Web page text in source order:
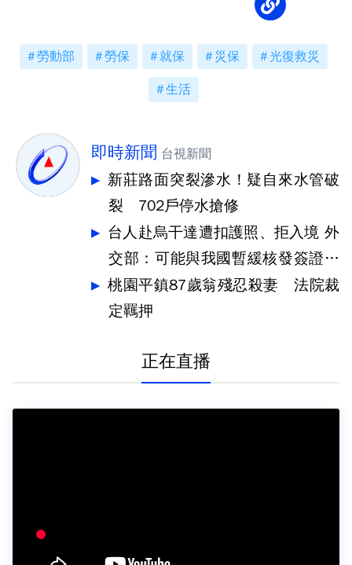
勞動部 勞保 就保 災保 光復救災
生活
即時新聞 台視新聞
新莊路面突裂滲水！疑自來水管破
裂 702戶停水搶修
台人赴烏干達遭扣護照、拒入境 外
交部：可能與我國暫緩核發簽證有
關
桃園平鎮87歲翁殘忍殺妻 法院裁
定羈押
正在直播